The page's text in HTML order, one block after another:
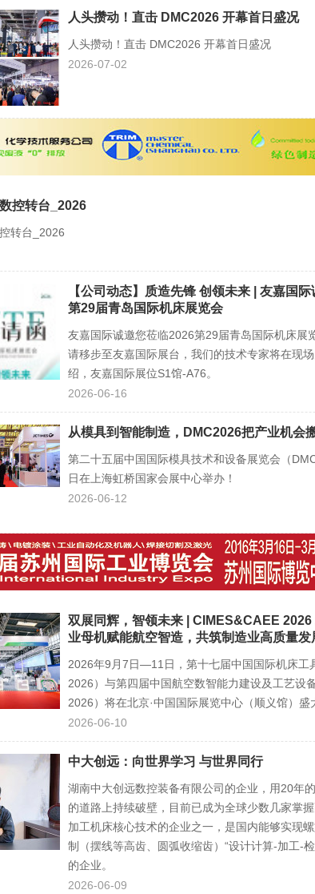
人头攒动！直击 DMC2026 开幕首日盛况
人头攒动！直击 DMC2026 开幕首日盛况
2026-07-02
控转台_2026
转台_2026
【公司动态】质造先锋 创领未来 | 友嘉国
第29届青岛国际机床展览会
友嘉国际诚邀您莅临2026第29届青岛国际机床展
请移步至友嘉国际展台，我们的技术专家将在现
绍，友嘉国际展位S1馆-A76。
2026-06-16
从模具到智能制造，DMC2026把产业机会
第二十五届中国国际模具技术和设备展览会（
日在上海虹桥国家会展中心举办！
2026-06-12
双展同辉，智领未来 | CIMES&CAEE
业母机赋能航空智造，共筑制造业高质量发
2026年9月7日—11日，第十七届中国国际机床工
2026）与第四届中国航空数智能力建设及工艺设
2026）将在北京·中国国际展览中心（顺义馆）盛
2026-06-10
中大创远：向世界学习 与世界同行
湖南中大创远数控装备有限公司的企业，用20年
的道路上持续破壁，目前已成为全球少数几家掌
加工机床核心技术的企业之一，是国内能够实现
制（摆线等高齿、圆弧收缩齿）“设计计算-加工-
的企业。
2026-06-09